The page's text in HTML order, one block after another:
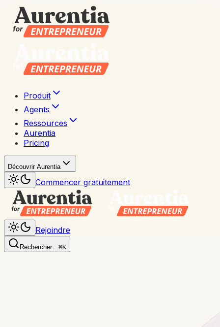
Produit
Agents
Ressources
Aurentia
Pricing
Découvrir Aurentia
Commencer gratuitement
Rejoindre
Rechercher…⌘K